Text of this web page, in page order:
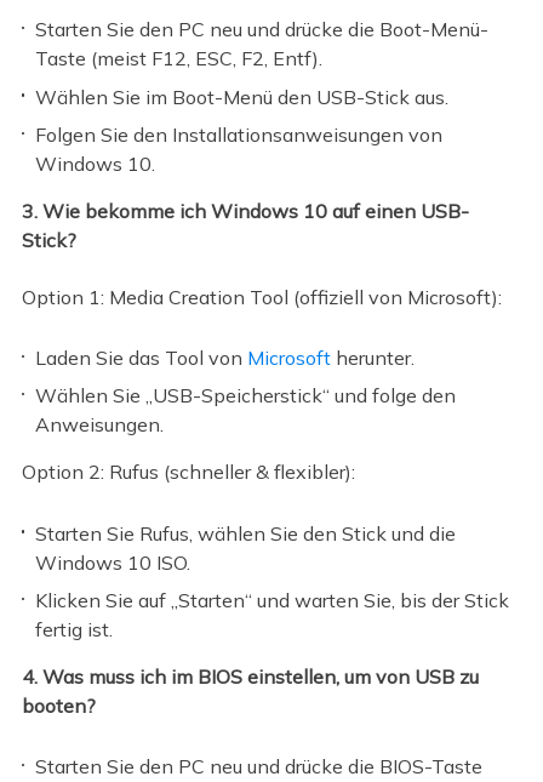
Starten Sie den PC neu und drücke die Boot-Menü-
Taste (meist F12, ESC, F2, Entf).
Wählen Sie im Boot-Menü den USB-Stick aus.
Folgen Sie den Installationsanweisungen von
Windows 10.
3. Wie bekomme ich Windows 10 auf einen USB-
Stick?
Option 1: Media Creation Tool (offiziell von Microsoft):
Laden Sie das Tool von Microsoft herunter.
Wählen Sie „USB-Speicherstick“ und folge den
Anweisungen.
Option 2: Rufus (schneller & flexibler):
Starten Sie Rufus, wählen Sie den Stick und die
Windows 10 ISO.
Klicken Sie auf „Starten“ und warten Sie, bis der Stick
fertig ist.
4. Was muss ich im BIOS einstellen, um von USB zu
booten?
Starten Sie den PC neu und drücke die BIOS-Taste